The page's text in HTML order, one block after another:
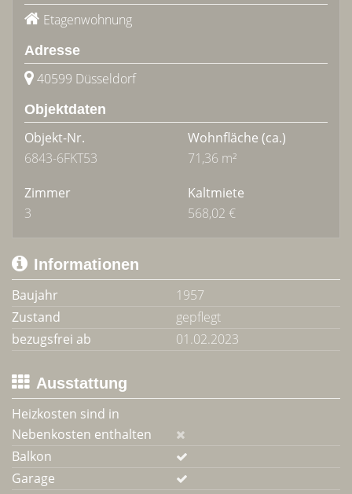
Etagenwohnung
Adresse
40599 Düsseldorf
Objektdaten
Objekt-Nr.
6843-6FKT53
Wohnfläche (ca.)
71,36 m²
Zimmer
3
Kaltmiete
568,02 €
Informationen
Baujahr
1957
Zustand
gepflegt
bezugsfrei ab
01.02.2023
Ausstattung
Heizkosten sind in
Nebenkosten enthalten
Balkon
Garage